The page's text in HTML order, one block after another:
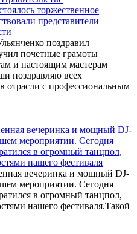
торжественное
представители
поздравил
почетные грамоты
и настоящим мастерам
поздравляю всех
отрасли с профессиональным
вечеринка и мощный DJ-
мероприятии. Сегодня
в огромный танцпол,
нашего фестиваля
вечеринка и мощный DJ-
мероприятии. Сегодня
в огромный танцпол,
нашего фестиваля.Такой